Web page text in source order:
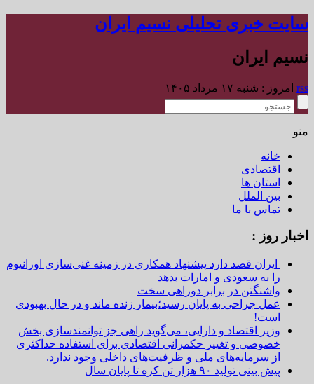
سایت خبری تحلیلی نسیم ایران
نسیم ایران
rss امروز : شنبه ۱۷ مرداد ۱۴۰۵
منو
خانه
اقتصادی
استان ها
بین الملل
تماس با ما
اخبار روز :
ایران قصد دارد پیشنهاد همکاری در زمینه غنی‌سازی اورانیوم
را به سعودی و امارات بدهد
واشنگتن در برابر دوراهی سخت
عمل جراحی به پایان رسید؛بیمار زنده ماند و در حال بهبودی
است!
وزیر اقتصاد و دارایی، می‌گوید راهی جز توانمندسازی بخش
خصوصی و تغییر حکمرانی اقتصادی برای استفاده حداکثری
از سرمایه‌های ملی و ظرفیت‌های داخلی وجود ندارد.
پیش بینی تولید ۹۰ هزار تن کره تا پایان سال